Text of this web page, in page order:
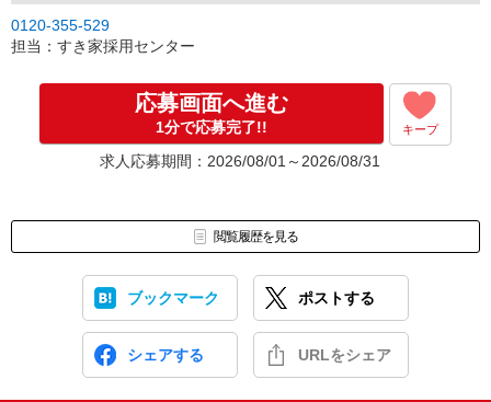
0120-355-529
担当：すき家採用センター
応募画面へ進む
1分で応募完了!! キープ
求人応募期間：2026/08/01～2026/08/31
閲覧履歴を見る
ブックマーク ポストする
シェアする URLをシェア